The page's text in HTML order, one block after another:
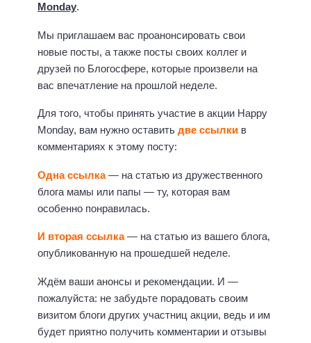
Monday.
Мы приглашаем вас проанонсировать свои
новые посты, а также посты своих коллег и
друзей по Блогосфере, которые произвели на
вас впечатление на прошлой неделе.
Для того, чтобы принять участие в акции Happy
Monday, вам нужно оставить две ссылки в
комментариях к этому посту:
Одна ссылка— на статью из дружественного
блога мамы или папы — ту, которая вам
особенно понравилась.
И вторая ссылка— на статью из вашего блога,
опубликованную на прошедшей неделе.
Ждём ваши анонсы и рекомендации. И —
пожалуйста: не забудьте порадовать своим
визитом блоги других участниц акции, ведь и им
будет приятно получить комментарии и отзывы